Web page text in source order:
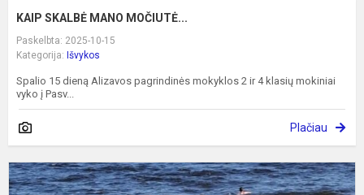
KAIP SKALBĖ MANO MOČIUTĖ...
Paskelbta: 2025-10-15
Kategorija: Išvykos
Spalio 15 dieną Alizavos pagrindinės mokyklos 2 ir 4 klasių mokiniai
vyko į Pasv...
Plačiau